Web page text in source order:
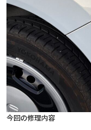
今回の修理内容